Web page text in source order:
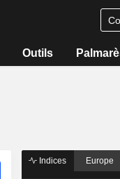
Outils
Indices Europe